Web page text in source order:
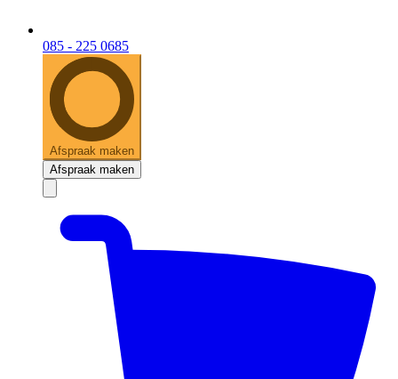
085 - 225 0685
Afspraak maken
Afspraak maken